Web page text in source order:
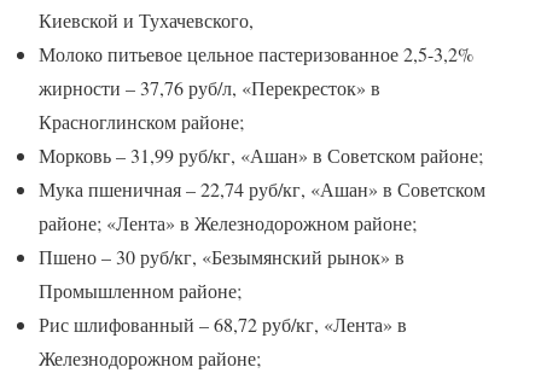
Киевской и Тухачевского,
Молоко питьевое цельное пастеризованное 2,5-3,2%
жирности – 37,76 руб/л, «Перекресток» в
Красноглинском районе;
Морковь – 31,99 руб/кг, «Ашан» в Советском районе;
Мука пшеничная – 22,74 руб/кг, «Ашан» в Советском
районе; «Лента» в Железнодорожном районе;
Пшено – 30 руб/кг, «Безымянский рынок» в
Промышленном районе;
Рис шлифованный – 68,72 руб/кг, «Лента» в
Железнодорожном районе;